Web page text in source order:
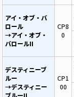
アイ・オブ・バ
ロール
→アイ・オブ・
バロールII
CP8
0
デスティニーブ
ルー
→デスティニー
CP1
00